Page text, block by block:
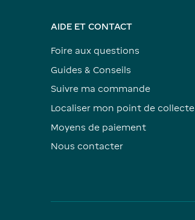
AIDE ET CONTACT
Foire aux questions
Guides & Conseils
Suivre ma commande
Localiser mon point de collecte
Moyens de paiement
Nous contacter